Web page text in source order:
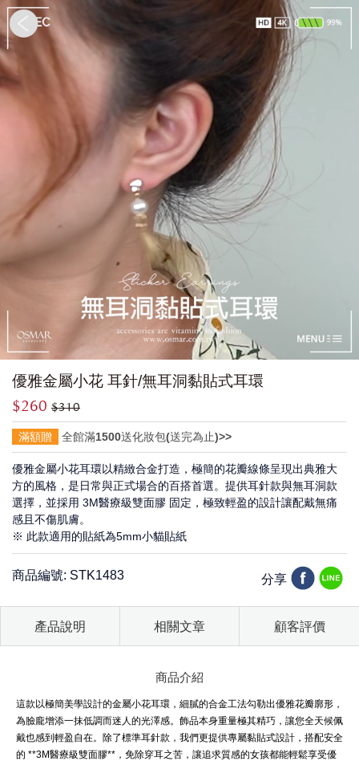
優雅金屬小花 耳針/無耳洞黏貼式耳環
$260 $310
滿額贈 全館滿1500送化妝包(送完為止)>>
優雅金屬小花耳環以精緻合金打造，極簡的花瓣線條呈現出典雅大
方的風格，是日常與正式場合的百搭首選。提供耳針款與無耳洞款
選擇，並採用 3M醫療級雙面膠 固定，極致輕盈的設計讓配戴無痛
感且不傷肌膚。
※ 此款適用的貼紙為5mm小貓貼紙
商品編號: STK1483 分享
產品說明 相關文章 顧客評價
商品介紹
這款以極簡美學設計的金屬小花耳環，細膩的合金工法勾勒出優雅花瓣廓形，
為臉龐增添一抹低調而迷人的光澤感。飾品本身重量極其精巧，讓您全天候佩
戴也感到輕盈自在。除了標準耳針款，我們更提供專屬黏貼式設計，搭配安全
的 **3M醫療級雙面膠**，免除穿耳之苦，讓追求質感的女孩都能輕鬆享受優